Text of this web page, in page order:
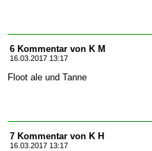
6 Kommentar von K M
16.03.2017 13:17
Floot ale und Tanne
7 Kommentar von K H
16.03.2017 13:17